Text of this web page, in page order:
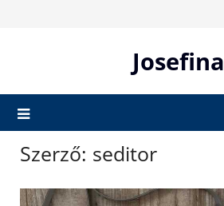
Josefina
Szerző: seditor